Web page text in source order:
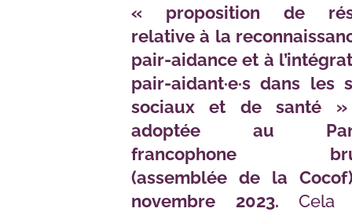
« proposition de
relative à la
pair-aidance et à
pair-aidant·e·s dans les
sociaux et de santé
adoptée au
francophone
(assemblée de la
novembre 2023.